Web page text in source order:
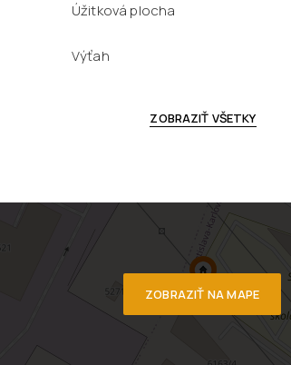
Úžitková plocha
Výťah
ZOBRAZIŤ VŠETKY
ZOBRAZIŤ NA MAPE